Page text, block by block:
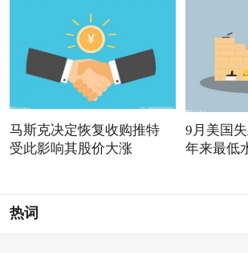
马斯克决定恢复收购推特
受此影响其股价大涨
9月美国
年来最低
热词